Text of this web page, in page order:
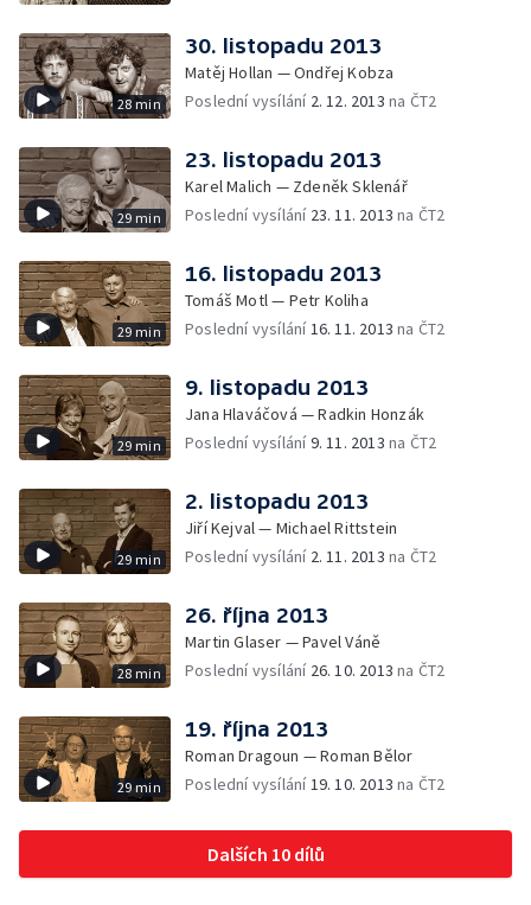
28 min
30. listopadu 2013
Matěj Hollan — Ondřej Kobza
Poslední vysílání 2. 12. 2013 na ČT2
29 min
23. listopadu 2013
Karel Malich — Zdeněk Sklenář
Poslední vysílání 23. 11. 2013 na ČT2
29 min
16. listopadu 2013
Tomáš Motl — Petr Koliha
Poslední vysílání16. 11. 2013 na ČT2
29 min
9. listopadu 2013
Jana Hlaváčová — Radkin Honzák
Poslední vysílání9. 11. 2013 na ČT2
29 min
2. listopadu 2013
Jiří Kejval — Michael Rittstein
Poslední vysílání 2. 11. 2013 na ČT2
28 min
26. října 2013
Martin Glaser — Pavel Váně
Poslední vysílání 26. 10. 2013 na ČT2
29 min
19. října 2013
Roman Dragoun — Roman Bělor
Poslední vysílání19. 10. 2013 na ČT2
Dalších 10 dílů